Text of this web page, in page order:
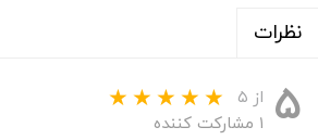
نظرات
۵ از ۵
۱ مشارکت کننده